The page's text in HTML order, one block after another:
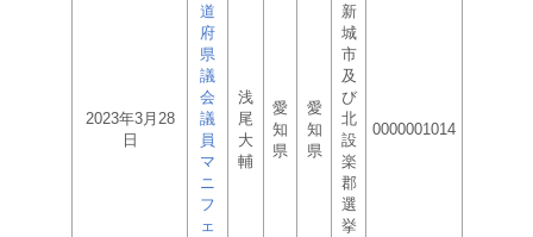
2023年3月28
日
道
府
県
議
会
議
員
マ
ニ
フ
ェ
浅
尾
大
輔
愛
知
県
愛
知
県
新
城
市
及
び
北
設
楽
郡
選
挙
0000001014